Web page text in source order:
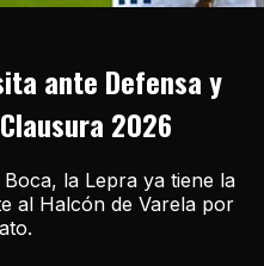
ante Defensa y
2026
la Lepra ya tiene la
al Halcón de Varela por